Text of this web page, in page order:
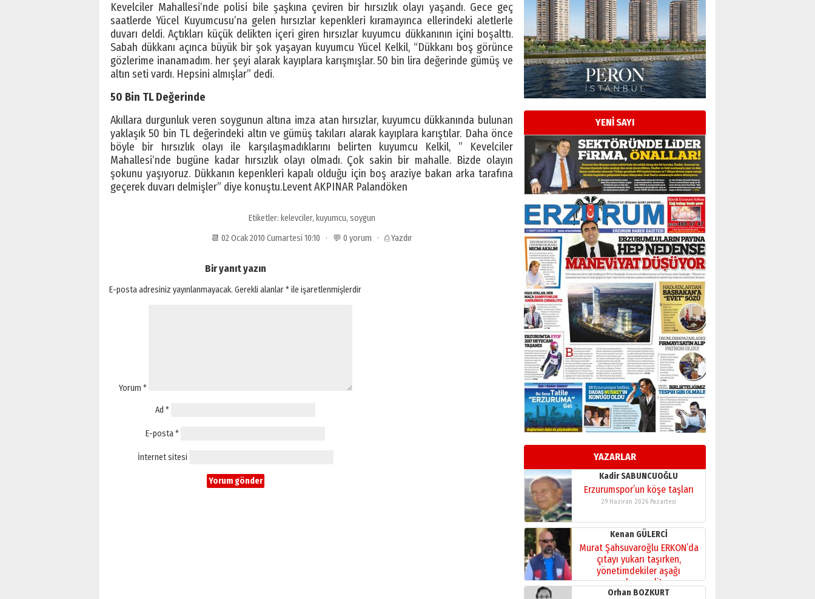
Kevelciler Mahallesi’nde polisi bile şaşkına çeviren bir hırsızlık olayı yaşandı. Gece geç
saatlerde Yücel Kuyumcusu’na gelen hırsızlar kepenkleri kıramayınca ellerindeki aletlerle
duvarı deldi. Açtıkları küçük delikten içeri giren hırsızlar kuyumcu dükkanının içini boşalttı.
Sabah dükkanı açınca büyük bir şok yaşayan kuyumcu Yücel Kelkil, “Dükkanı boş görünce
gözlerime inanamadım. her şeyi alarak kayıplara karışmışlar. 50 bin lira değerinde gümüş ve
altın seti vardı. Hepsini almışlar” dedi.
50 Bin TL Değerinde
Akıllara durgunluk veren soygunun altına imza atan hırsızlar, kuyumcu dükkanında bulunan
yaklaşık 50 bin TL değerindeki altın ve gümüş takıları alarak kayıplara karıştılar. Daha önce
böyle bir hırsızlık olayı ile karşılaşmadıklarını belirten kuyumcu Kelkil, ” Kevelciler
Mahallesi’nde bugüne kadar hırsızlık olayı olmadı. Çok sakin bir mahalle. Bizde olayın
şokunu yaşıyoruz. Dükkanın kepenkleri kapalı olduğu için boş araziye bakan arka tarafına
geçerek duvarı delmişler” diye konuştu.Levent AKPINAR Palandöken
Etiketler: kelevciler, kuyumcu, soygun
📆 02 Ocak 2010 Cumartesi 10:10 · 💬 0 yorum · ⎙ Yazdır
Bir yanıt yazın
E-posta adresiniz yayınlanmayacak. Gerekli alanlar*ile işaretlenmişlerdir
Yorum *
Ad *
E-posta*
İnternet sitesi
YENİ SAYI
YAZARLAR
Esat BİNDESEN
Başkan Sekmen’den Erzurum’a
bir vizyon proje daha!
02 Ağustos 2026 Pazar
Kadir SABUNCUOĞLU
Erzurumspor’un köşe taşları
29 Haziran 2026 Pazartesi
Kenan GÜLERCİ
Murat Şahsuvaroğlu ERKON’da
çıtayı yukarı taşırken,
yönetimdekiler aşağı
çekmemeli!
17 Şubat 2026 SalıOrhan BOZKURT
Bir fotoğraf, bir şehir, bir
gazeteci… Dizginler kimin
elinde?
31 Mart 2026 Salı
A. Berhan Yılmaz
BİR BÖLÜM DEĞİL, BİR ÖMÜR
SEÇİYORSUNUZ… “NEDEN
ATATÜRK ÜNİVERSİTESİ?”
28 Temmuz 2026 Salı
Ahmet Gökhan YAZICI
Ahmed Yesevi’den bir
Alperen… ”Reisimiz” idi…
Hakka yürüdü.!
26 Mart 2026 Perşembe
Cem Bakırcı
Ardında bıraktığı hatıralarıyla
gönül adamı Faruk Terzioğlu!
13 Mayıs 2026 Çarşamba
Esat BİNDESEN
Başkan Sekmen’den Erzurum’a
bir vizyon proje daha!
02 Ağustos 2026 Pazar
Kadir SABUNCUOĞLU
Erzurumspor’un köşe taşları
29 Haziran 2026 Pazartesi
Kenan GÜLERCİ
Murat Şahsuvaroğlu ERKON’da
çıtayı yukarı taşırken,
yönetimdekiler aşağı
çekmemeli!
17 Şubat 2026 SalıOrhan BOZKURT